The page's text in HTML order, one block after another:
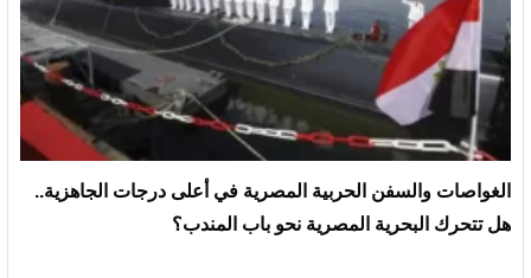
الغواصات والسفن الحربية المصرية في أعلى درجات الجاهزية..
هل تتحرك البحرية المصرية نحو باب المندب؟